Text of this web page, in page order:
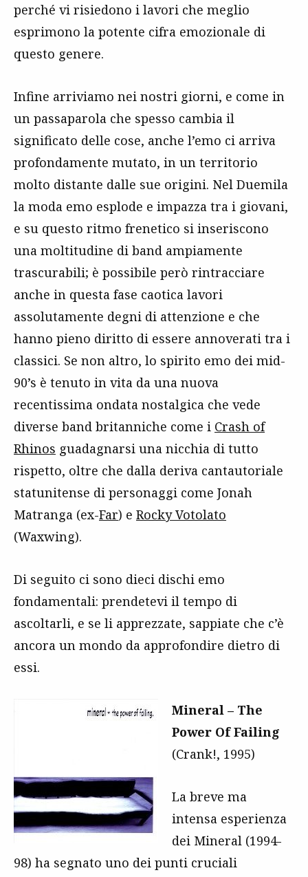
perché vi risiedono i lavori che meglio
esprimono la potente cifra emozionale di
questo genere.
Infine arriviamo nei nostri giorni, e come in
un passaparola che spesso cambia il
significato delle cose, anche l’emo ci arriva
profondamente mutato, in un territorio
molto distante dalle sue origini. Nel Duemila
la moda emo esplode e impazza tra i giovani,
e su questo ritmo frenetico si inseriscono
una moltitudine di band ampiamente
trascurabili; è possibile però rintracciare
anche in questa fase caotica lavori
assolutamente degni di attenzione e che
hanno pieno diritto di essere annoverati tra i
classici. Se non altro, lo spirito emo dei mid-
90’s è tenuto in vita da una nuova
recentissima ondata nostalgica che vede
diverse band britanniche come i Crash of
Rhinos guadagnarsi una nicchia di tutto
rispetto, oltre che dalla deriva cantautoriale
statunitense di personaggi come Jonah
Matranga (ex-Far) e Rocky Votolato
(Waxwing).
Di seguito ci sono dieci dischi emo
fondamentali: prendetevi il tempo di
ascoltarli, e se li apprezzate, sappiate che c’è
ancora un mondo da approfondire dietro di
essi.
Mineral – The
Power Of Failing
(Crank!, 1995)
La breve ma
intensa esperienza
dei Mineral (1994-
98) ha segnato uno dei punti cruciali